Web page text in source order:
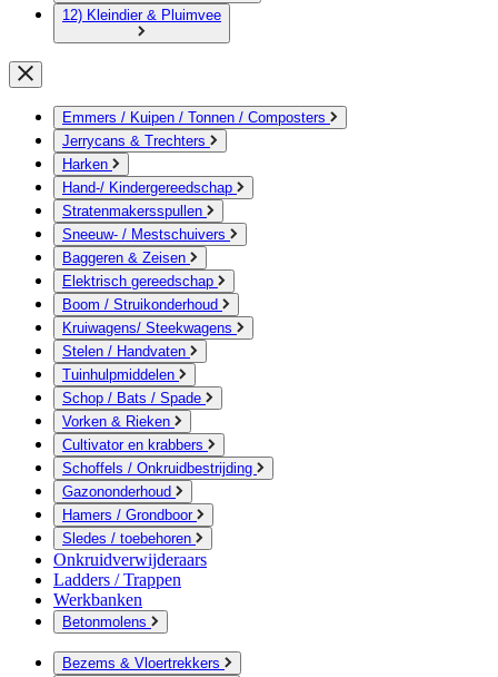
12) Kleindier & Pluimvee
Emmers / Kuipen / Tonnen / Composters
Jerrycans & Trechters
Harken
Hand-/ Kindergereedschap
Stratenmakersspullen
Sneeuw- / Mestschuivers
Baggeren & Zeisen
Elektrisch gereedschap
Boom / Struikonderhoud
Kruiwagens/ Steekwagens
Stelen / Handvaten
Tuinhulpmiddelen
Schop / Bats / Spade
Vorken & Rieken
Cultivator en krabbers
Schoffels / Onkruidbestrijding
Gazononderhoud
Hamers / Grondboor
Sledes / toebehoren
Onkruidverwijderaars
Ladders / Trappen
Werkbanken
Betonmolens
Bezems & Vloertrekkers